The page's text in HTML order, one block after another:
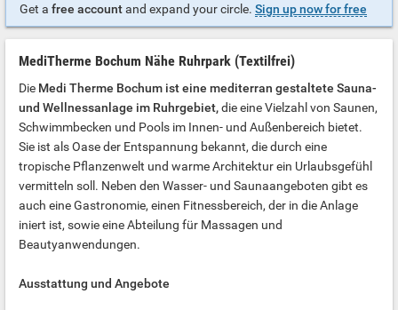
Get a free accountand expand your circle. Sign up now for free
MediTherme Bochum Nähe Ruhrpark (Textilfrei)
Die Medi Therme Bochum ist eine mediterran gestaltete Sauna-
und Wellnessanlage im Ruhrgebiet,die eine Vielzahl von Saunen,
Schwimmbecken und Pools im Innen- und Außenbereich bietet.
Sie ist als Oase der Entspannung bekannt, die durch eine
tropische Pflanzenwelt und warme Architektur ein Urlaubsgefühl
vermitteln soll. Neben den Wasser- und Saunaangeboten gibt es
auch eine Gastronomie, einen Fitnessbereich, der in die Anlage
iniert ist, sowie eine Abteilung für Massagen und
Beautyanwendungen.
Ausstattung und Angebote